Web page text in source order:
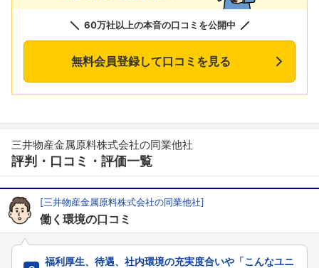
60万社以上の本音の口コミを公開中
無料会員登録して口コミを見る
三井物産金属原料株式会社の同業他社
評判・口コミ・評価一覧
[三井物産金属原料株式会社の同業他社]
働く環境の口コミ
福利厚生、待遇、社内環境の充実度合いや「こんなユニ